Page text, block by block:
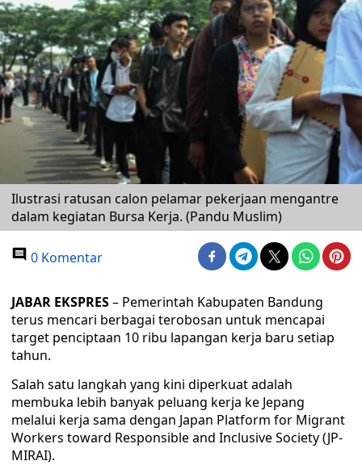
Ilustrasi ratusan calon pelamar pekerjaan mengantre
dalam kegiatan Bursa Kerja. (Pandu Muslim)
0 Komentar
JABAR EKSPRES– Pemerintah Kabupaten Bandung
terus mencari berbagai terobosan untuk mencapai
target penciptaan 10 ribu lapangan kerja baru setiap
tahun.
Salah satu langkah yang kini diperkuat adalah
membuka lebih banyak peluang kerja ke Jepang
melalui kerja sama dengan Japan Platform for Migrant
Workers toward Responsible and Inclusive Society (JP-
MIRAI).